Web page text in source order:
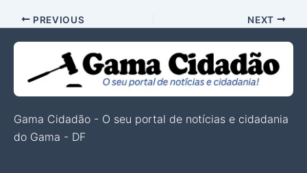
PREVIOUS NEXT
Gama Cidadão - O seu portal de notícias e cidadania
do Gama - DF